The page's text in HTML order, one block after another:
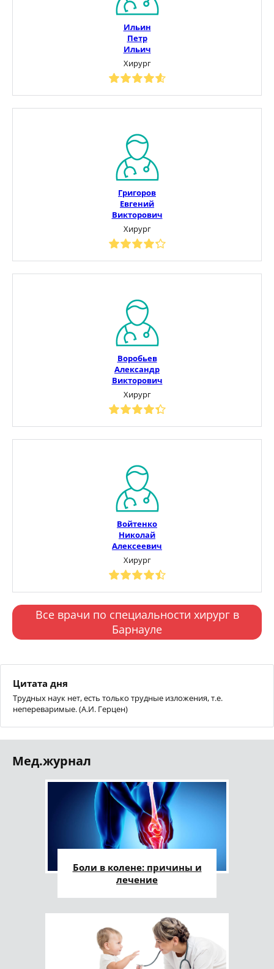
Ильин
Петр
Ильич
Хирург
Григоров
Евгений
Викторович
Хирург
Воробьев
Александр
Викторович
Хирург
Войтенко
Николай
Алексеевич
Хирург
Все врачи по специальности хирург в
Барнауле
Цитата дня
Трудных наук нет, есть только трудные изложения, т.е.
непереваримые. (А.И. Герцен)
Мед.журнал
Боли в колене: причины и
лечение